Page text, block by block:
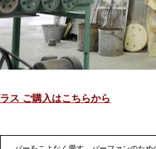
ス ご購入はこちらから